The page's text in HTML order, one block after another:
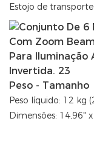
Estojo de
Peso - Tamanho
Peso líquido: 12 kg
Dimensões: 14,96"